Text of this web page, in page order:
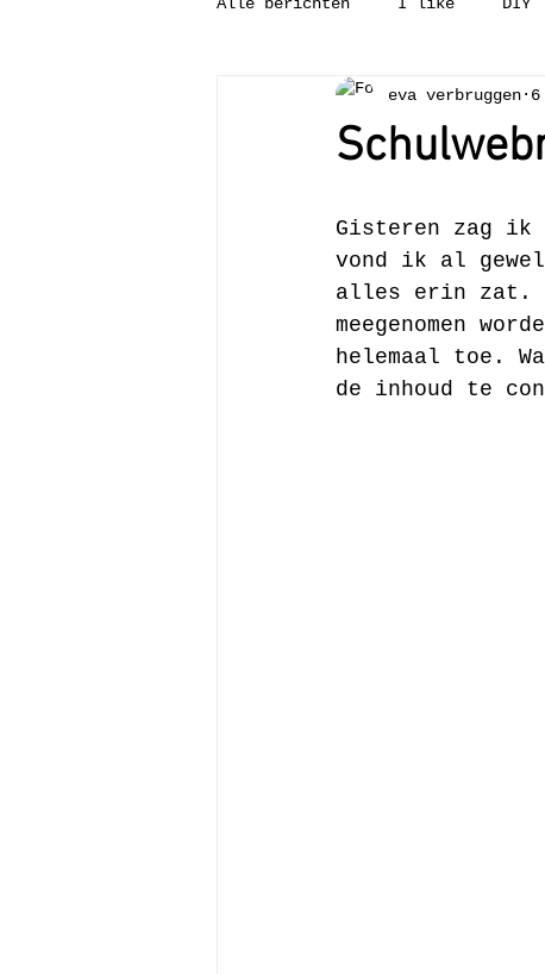
Tweedehandsgelukeva verbruggen
Gisteren zag ik
vond ik al
alles erin zat.
meegenomen
helemaal toe.
de inhoud te